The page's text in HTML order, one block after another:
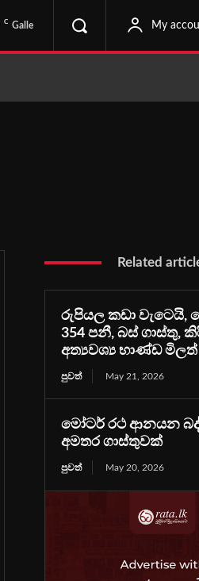
C Galle My
Related
රුපියල කඩා වැටෙයි,
354 පනී, බස් ගාස්තු,
අත්‍යවශ්‍ය භාණ්ඩ මිලත්
පුවත් May 21, 2026
මෝටර් රථ ආනයන
අමතර ගාස්තුවක්
පුවත් May 20, 2026